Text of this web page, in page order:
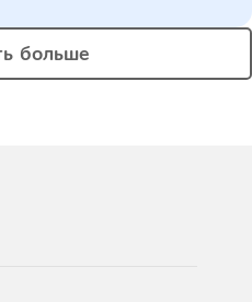
больше